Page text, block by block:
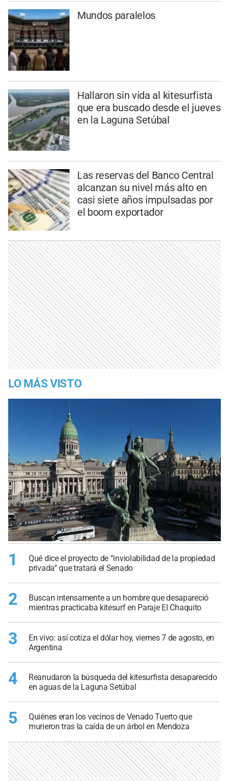
Mundos paralelos
Hallaron sin vida al kitesurfista
que era buscado desde el jueves
en la Laguna Setúbal
Las reservas del Banco Central
alcanzan su nivel más alto en
casi siete años impulsadas por
el boom exportador
LO MÁS VISTO
1
Qué dice el proyecto de “inviolabilidad de la propiedad
privada” que tratará el Senado
2
Buscan intensamente a un hombre que desapareció
mientras practicaba kitesurf en Paraje El Chaquito
3
En vivo: así cotiza el dólar hoy, viernes 7 de agosto, en
Argentina
4
Reanudaron la búsqueda del kitesurfista desaparecido
en aguas de la Laguna Setúbal
5
Quiénes eran los vecinos de Venado Tuerto que
murieron tras la caída de un árbol en Mendoza